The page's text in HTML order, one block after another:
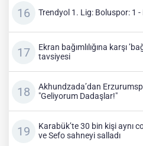
Trendyol 1. Lig: Boluspor: 1 -
Ekran bağımlılığına karşı
tavsiyesi
Akhundzada’dan
"Geliyorum Dadaşlar!"
Karabük’te 30 bin kişi aynı
ve Sefo sahneyi salladı